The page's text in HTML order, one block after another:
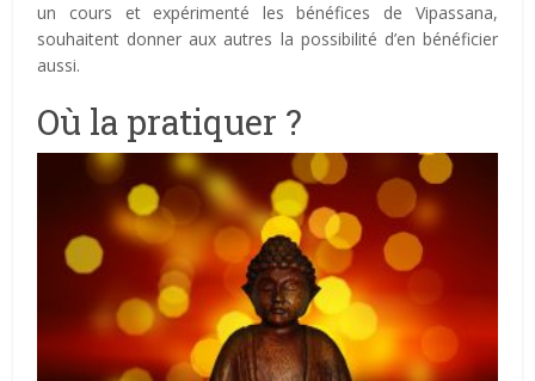
un cours et expérimenté les bénéfices de Vipassana,
souhaitent donner aux autres la possibilité d’en bénéficier
aussi.
Où la pratiquer ?